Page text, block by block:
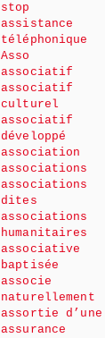
stop
assistance
téléphonique
Asso
associatif
associatif
culturel
associatif
développé
association
associations
associations
dites
associations
humanitaires
associative
baptisée
associe
naturellement
assortie d’une
assurance